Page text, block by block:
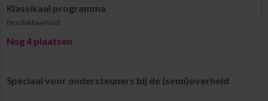
Klassikaal programma
Beschikbaarheid:
Nog4 plaatsen
Speciaal voor ondersteuners bij de (semi)overheid